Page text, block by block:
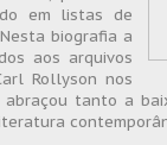
em listas de
biografia a
aos arquivos
Rollyson nos
abraçou tanto a